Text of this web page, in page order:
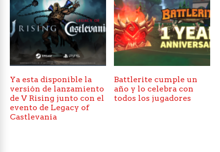
Ya esta disponible la
versión de lanzamiento
de V Rising junto con el
evento de Legacy of
Castlevania
Battlerite cumple un
año y lo celebra con
todos los jugadores